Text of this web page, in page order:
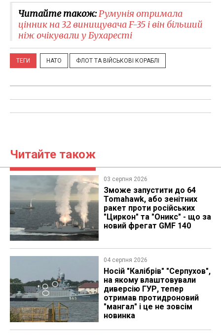
Читайте також:Румунія отримала
цінник на 32 винищувача F-35 і він більший
ніж очікували у Бухаресті
ТЕГИ НАТО ФЛОТ ТА ВІЙСЬКОВІ КОРАБЛІ
Читайте також
03 серпня 2026
Зможе запустити до 64
Tomahawk, або зенітних
ракет проти російських
"Циркон" та "Оникс" - що за
новий фрегат GMF 140
04 серпня 2026
Носій "Калібрів" "Серпухов",
на якому влаштовували
диверсію ГУР, тепер
отримав протидроновий
"мангал" і це не зовсім
новинка